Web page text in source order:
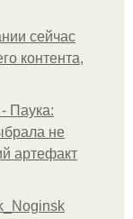
сейчас
контента,
Паука:
не
артефакт